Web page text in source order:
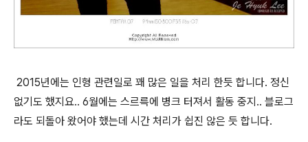
2015년에는 인형 관련일로 꽤 많은 일을 처리 한듯 합니다. 정신
없기도 했지요.. 6월에는 스르륵에 병크 터져서 활동 중지.. 블로그
라도 되돌아 왔어야 했는데 시간 처리가 쉽진 않은 듯 합니다.